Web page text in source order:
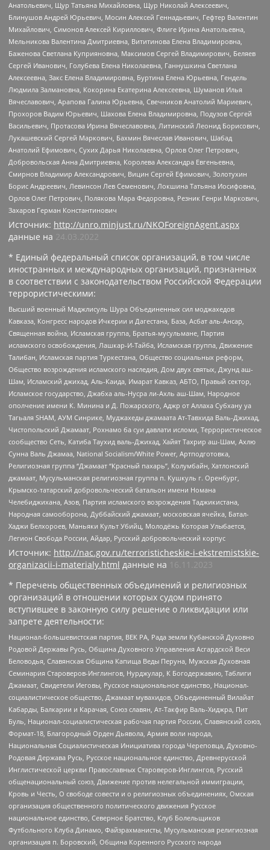
Анатольевич, Щур Татьяна Михайловна, Щур Николай Алексеевич,
Блинушов Андрей Юрьевич, Мосин Алексей Геннадьевич, Гефтер Валентин
Михайлович, Симонов Алексей Кириллович, Флиге Ирина Анатольевна,
Мельникова Валентина Дмитриевна, Вититинова Елена Владимировна,
Баженова Светлана Куприяновна, Максимов Сергей Владимирович, Беляев
Сергей Иванович, Голубева Елена Николаевна, Ганнушкина Светлана
Алексеевна, Закс Елена Владимировна, Буртина Елена Юрьевна, Гендель
Людмила Залмановна, Кокорина Екатерина Алексеевна, Шуманов Илья
Вячеславович, Арапова Галина Юрьевна, Свечников Анатолий Мариевич,
Прохоров Вадим Юрьевич, Шахова Елена Владимировна, Подузов Сергей
Васильевич, Протасова Ирина Вячеславовна, Литинский Леонид Борисович,
Лукашевский Сергей Маркович, Бахмин Вячеслав Иванович, Шабад
Анатолий Ефимович, Сухих Дарья Николаевна, Орлов Олег Петрович,
Добровольская Анна Дмитриевна, Королева Александра Евгеньевна,
Смирнов Владимир Александрович, Вицин Сергей Ефимович, Золотухин
Борис Андреевич, Левинсон Лев Семенович, Локшина Татьяна Иосифовна,
Орлов Олег Петрович, Полякова Мара Федоровна, Резник Генри Маркович,
Захаров Герман Константинович
Источник: http://unro.minjust.ru/NKOForeignAgent.aspx
данные на 24.03.2022
* Единый федеральный список организаций, в том числе
иностранных и международных организаций, признанных
в соответствии с законодательством Российской Федерации
террористическими:
Высший военный Маджлисуль Шура Объединенных сил моджахедов
Кавказа, Конгресс народов Ичкерии и Дагестана, База, Асбат аль-Ансар,
Священная война, Исламская группа, Братья-мусульмане, Партия
исламского освобождения, Лашкар-И-Тайба, Исламская группа, Движение
Талибан, Исламская партия Туркестана, Общество социальных реформ,
Общество возрождения исламского наследия, Дом двух святых, Джунд аш-
Шам, Исламский джихад, Аль-Каида, Имарат Кавказ, АБТО, Правый сектор,
Исламское государство, Джабха аль-Нусра ли-Ахль аш-Шам, Народное
ополчение имени К. Минина и Д. Пожарского, Аджр от Аллаха Субхану уа
Тагьаля SHAM, АУМ Синрике, Муджахеды джамаата Ат-Тавхида Валь-Джихад,
Чистопольский Джамаат, Рохнамо ба суи давлати исломи, Террористическое
сообщество Сеть, Катиба Таухид валь-Джихад, Хайят Тахрир аш-Шам, Ахлю
Сунна Валь Джамаа, National Socialism/White Power, Артподготовка,
Религиозная группа “Джамаат “Красный пахарь”, Колумбайн, Хатлонский
джамаат, Мусульманская религиозная группа п. Кушкуль г. Оренбург,
Крымско-татарский добровольческий батальон имени Номана
Челебиджихана, Азов, Партия исламского возрождения Таджикистана,
Народная самооборона, Дуббайский джамаат, московская ячейка, Батал-
Хаджи Белхороев, Маньяки Культ Убийц, Молодёжь Которая Улыбается,
Легион Свобода России, Айдар, Русский добровольческий корпус
Источник: http://nac.gov.ru/terroristicheskie-i-ekstremistskie-
organizacii-i-materialy.html данные на
16.11.2023
* Перечень общественных объединений и религиозных
организаций в отношении которых судом принято
вступившее в законную силу решение о ликвидации или
запрете деятельности:
Национал-большевистская партия, ВЕК РА, Рада земли Кубанской Духовно
Родовой Державы Русь, Община Духовного Управления Асгардской Веси
Беловодья, Славянская Община Капища Веды Перуна, Мужская Духовная
Семинария Староверов-Инглингов, Нурджулар, К Богодержавию, Таблиги
Джамаат, Свидетели Иеговы, Русское национальное единство, Национал-
социалистическое общество, Джамаат мувахидов, Объединенный Вилайат
Кабарды, Балкарии и Карачая, Союз славян, Ат-Такфир Валь-Хиджра, Пит
Буль, Национал-социалистическая рабочая партия России, Славянский союз,
Формат-18, Благородный Орден Дьявола, Армия воли народа,
Национальная Социалистическая Инициатива города Череповца, Духовно-
Родовая Держава Русь, Русское национальное единство, Древнерусской
Инглистической церкви Православных Староверов-Инглингов, Русский
общенациональный союз, Движение против нелегальной иммиграции,
Кровь и Честь, О свободе совести и о религиозных объединениях, Омская
организация общественного политического движения Русское
национальное единство, Северное Братство, Клуб Болельщиков
Футбольного Клуба Динамо, Файзрахманисты, Мусульманская религиозная
организация п. Боровский, Община Коренного Русского народа